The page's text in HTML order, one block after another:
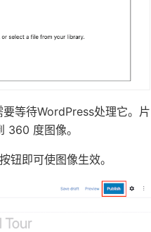
等待WordPress处理它。片
360 度图像。
钮即可使图像生效。